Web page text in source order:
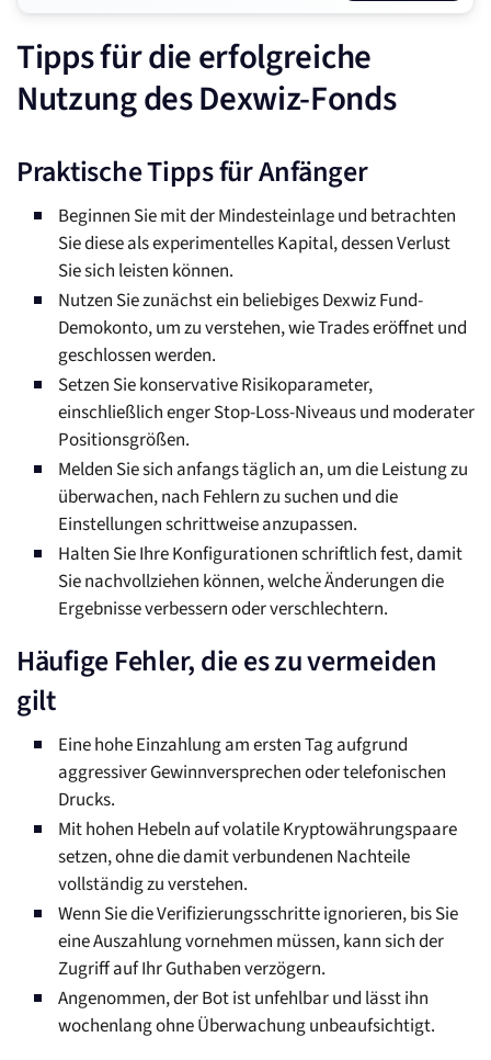
Tipps für die erfolgreiche
Nutzung des Dexwiz-Fonds
Praktische Tipps für Anfänger
Beginnen Sie mit der Mindesteinlage und betrachten
Sie diese als experimentelles Kapital, dessen Verlust
Sie sich leisten können.
Nutzen Sie zunächst ein beliebiges Dexwiz Fund-
Demokonto, um zu verstehen, wie Trades eröffnet und
geschlossen werden.
Setzen Sie konservative Risikoparameter,
einschließlich enger Stop-Loss-Niveaus und moderater
Positionsgrößen.
Melden Sie sich anfangs täglich an, um die Leistung zu
überwachen, nach Fehlern zu suchen und die
Einstellungen schrittweise anzupassen.
Halten Sie Ihre Konfigurationen schriftlich fest, damit
Sie nachvollziehen können, welche Änderungen die
Ergebnisse verbessern oder verschlechtern.
Häufige Fehler, die es zu vermeiden
gilt
Eine hohe Einzahlung am ersten Tag aufgrund
aggressiver Gewinnversprechen oder telefonischen
Drucks.
Mit hohen Hebeln auf volatile Kryptowährungspaare
setzen, ohne die damit verbundenen Nachteile
vollständig zu verstehen.
Wenn Sie die Verifizierungsschritte ignorieren, bis Sie
eine Auszahlung vornehmen müssen, kann sich der
Zugriff auf Ihr Guthaben verzögern.
Angenommen, der Bot ist unfehlbar und lässt ihn
wochenlang ohne Überwachung unbeaufsichtigt.